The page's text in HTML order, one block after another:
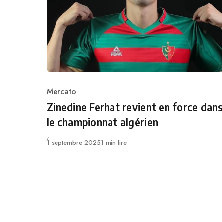
Category
Mercato
Zinedine Ferhat revient en force dans
le championnat algérien
Publié
1 septembre 20251 min lire